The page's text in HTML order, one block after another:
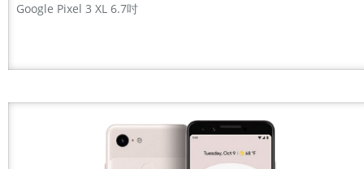
Google Pixel 3 XL 6.7吋